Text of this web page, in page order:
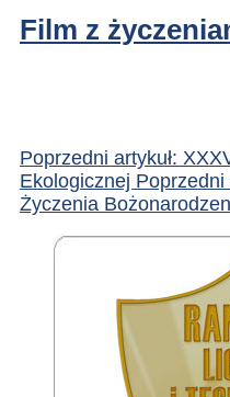
Film z
Poprzedni artykuł:
Ekologicznej Poprzedni
Życzenia